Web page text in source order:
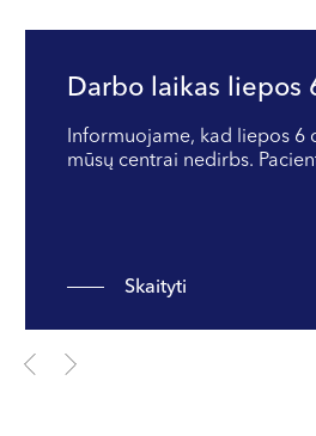
Darbo laikas liepos
Informuojame, kad liepos 6
mūsų centrai nedirbs.
Skaityti